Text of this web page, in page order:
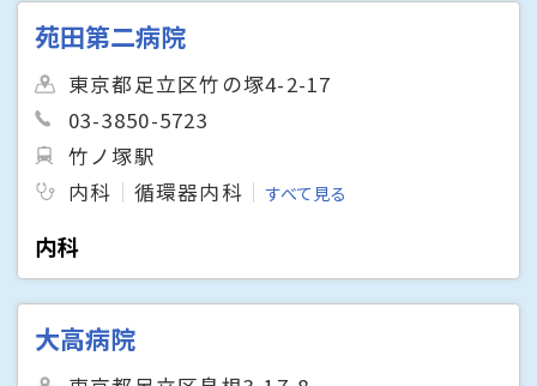
苑田第二病院
東京都足立区竹の塚4-2-17
03-3850-5723
竹ノ塚駅
内科
循環器内科 すべて見る
内科
大高病院